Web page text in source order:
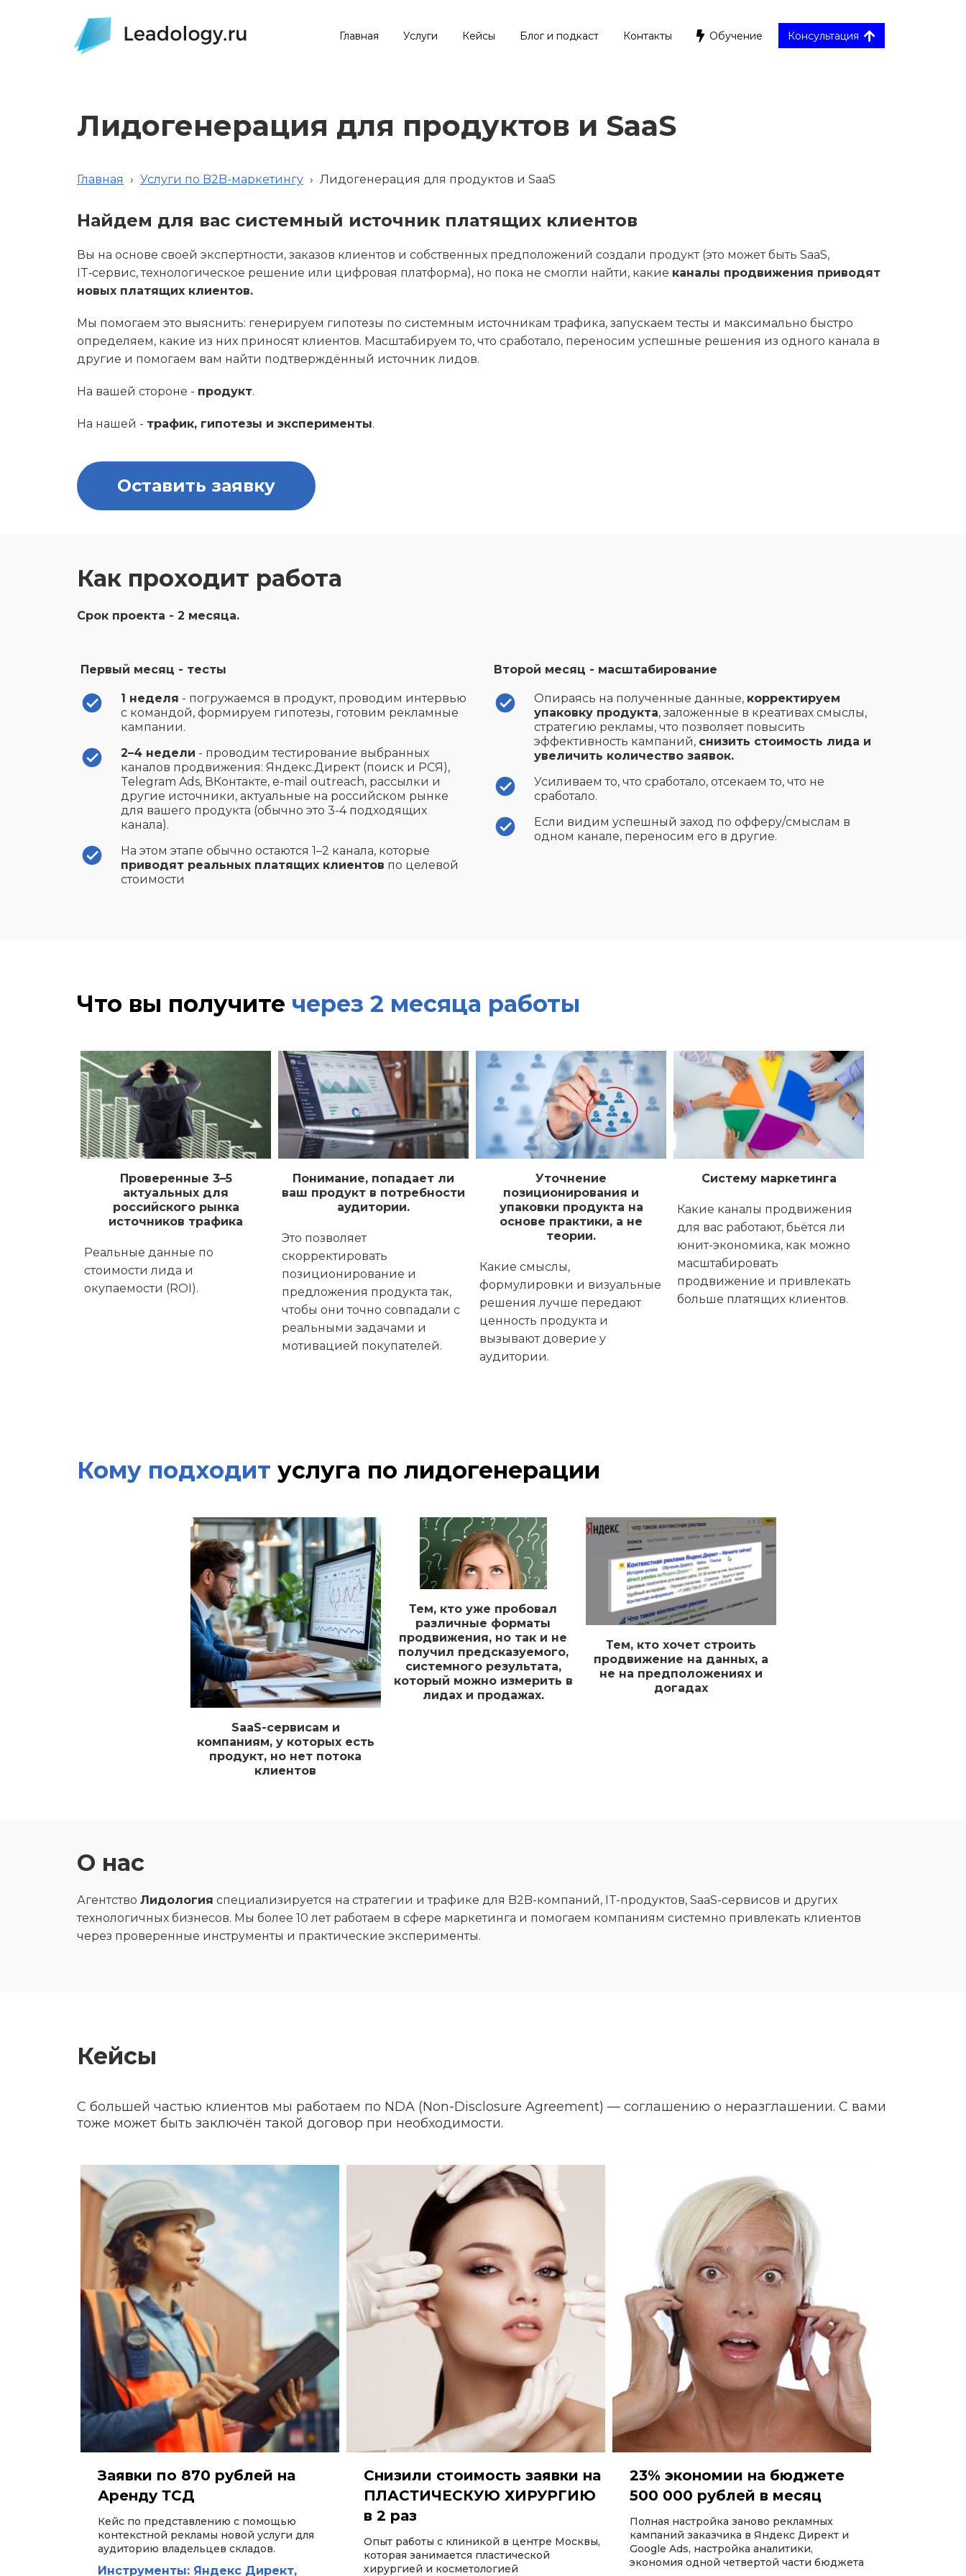
Главная Услуги Кейсы Блог и подкаст Контакты Обучение Консультация
Лидогенерация для продуктов и SaaS
Главная › Услуги по B2B-маркетингу › Лидогенерация для продуктов и SaaS
Найдем для вас системный источник платящих клиентов
Вы на основе своей экспертности, заказов клиентов и собственных предположений создали продукт (это может быть SaaS,
IT‑сервис, технологическое решение или цифровая платформа), но пока не смогли найти, какие каналы продвижения приводят
новых платящих клиентов.
Мы помогаем это выяснить: генерируем гипотезы по системным источникам трафика, запускаем тесты и максимально быстро
определяем, какие из них приносят клиентов. Масштабируем то, что сработало, переносим успешные решения из одного канала в
другие и помогаем вам найти подтверждённый источник лидов.
На вашей стороне - продукт.
На нашей - трафик, гипотезы и эксперименты.
Оставить заявку
Как проходит работа
Срок проекта - 2 месяца.
Первый месяц - тесты
1 неделя - погружаемся в продукт, проводим интервью
с командой, формируем гипотезы, готовим рекламные
кампании.
2–4 недели - проводим тестирование выбранных
каналов продвижения: Яндекс.Директ (поиск и РСЯ),
Telegram Ads, ВКонтакте, e-mail outreach, рассылки и
другие источники, актуальные на российском рынке
для вашего продукта (обычно это 3-4 подходящих
канала).
На этом этапе обычно остаются 1–2 канала, которые
приводят реальных платящих клиентов по целевой
стоимости
Второй месяц - масштабирование
Опираясь на полученные данные, корректируем
упаковку продукта, заложенные в креативах смыслы,
стратегию рекламы, что позволяет повысить
эффективность кампаний, снизить стоимость лида и
увеличить количество заявок.
Усиливаем то, что сработало, отсекаем то, что не
сработало.
Если видим успешный заход по офферу/смыслам в
одном канале, переносим его в другие.
Что вы получите через 2 месяца работы
Проверенные 3–5
актуальных для
российского рынка
источников трафика
Реальные данные по
стоимости лида и
окупаемости (ROI).
Понимание, попадает ли
ваш продукт в потребности
аудитории.
Это позволяет
скорректировать
позиционирование и
предложения продукта так,
чтобы они точно совпадали с
реальными задачами и
мотивацией покупателей.
Уточнение
позиционирования и
упаковки продукта на
основе практики, а не
теории.
Какие смыслы,
формулировки и визуальные
решения лучше передают
ценность продукта и
вызывают доверие у
аудитории.
Систему маркетинга
Какие каналы продвижения
для вас работают, бьётся ли
юнит-экономика, как можно
масштабировать
продвижение и привлекать
больше платящих клиентов.
Кому подходит услуга по лидогенерации
SaaS-сервисам и
компаниям, у которых есть
продукт, но нет потока
клиентов
Тем, кто уже пробовал
различные форматы
продвижения, но так и не
получил предсказуемого,
системного результата,
который можно измерить в
лидах и продажах.
Тем, кто хочет строить
продвижение на данных, а
не на предположениях и
догадах
О нас
Агентство Лидология специализируется на стратегии и трафике для B2B-компаний, IT-продуктов, SaaS-сервисов и других
технологичных бизнесов. Мы более 10 лет работаем в сфере маркетинга и помогаем компаниям системно привлекать клиентов
через проверенные инструменты и практические эксперименты.
Кейсы
С большей частью клиентов мы работаем по NDA (Non-Disclosure Agreement) — соглашению о неразглашении. С вами
тоже может быть заключён такой договор при необходимости.
Заявки по 870 рублей на
Аренду ТСД
Кейс по представлению с помощью
контекстной рекламы новой услуги для
аудиторию владельцев складов.
Инструменты: Яндекс Директ,
Снизили стоимость заявки на
ПЛАСТИЧЕСКУЮ ХИРУРГИЮ
в 2 раз
Опыт работы с клиникой в центре Москвы,
которая занимается пластической
хирургией и косметологией
23% экономии на бюджете
500 000 рублей в месяц
Полная настройка заново рекламных
кампаний заказчика в Яндекс Директ и
Google Ads, настройка аналитики,
экономия одной четвертой части бюджета